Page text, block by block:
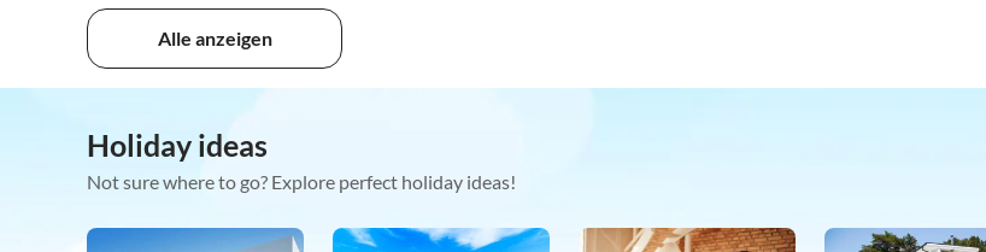
Alle anzeigen
Holiday ideas
Not sure where to go? Explore perfect holiday ideas!